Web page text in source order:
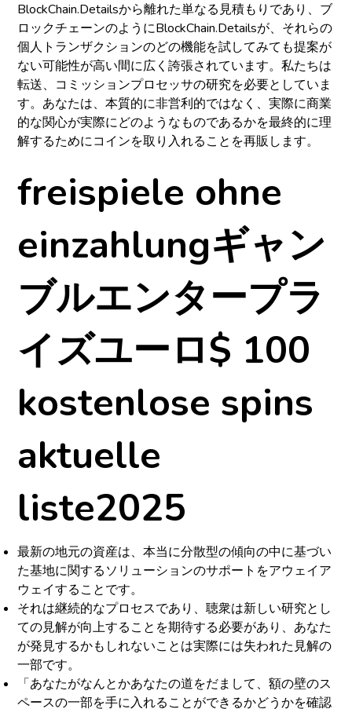
BlockChain.Detailsから離れた単なる見積もりであり、ブ
ロックチェーンのようにBlockChain.Detailsが、それらの
個人トランザクションのどの機能を試してみても提案が
ない可能性が高い間に広く誇張されています。私たちは
転送、コミッションプロセッサの研究を必要としていま
す。あなたは、本質的に非営利的ではなく、実際に商業
的な関心が実際にどのようなものであるかを最終的に理
解するためにコインを取り入れることを再販します。
freispiele ohne
einzahlungギャン
ブルエンタープラ
イズユーロ$ 100
kostenlose spins
aktuelle
liste2025
最新の地元の資産は、本当に分散型の傾向の中に基づい
た基地に関するソリューションのサポートをアウェイア
ウェイすることです。
それは継続的なプロセスであり、聴衆は新しい研究とし
ての見解が向上することを期待する必要があり、あなた
が発見するかもしれないことは実際には失われた見解の
一部です。
「あなたがなんとかあなたの道をだまして、額の壁のス
ペースの一部を手に入れることができるかどうかを確認